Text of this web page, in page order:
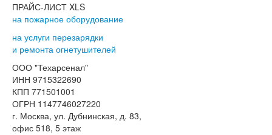
ПРАЙС-ЛИСТ XLS
на пожарное оборудование
на услуги перезарядки
и ремонта огнетушителей
ООО "Техарсенал"
ИНН 9715322690
КПП 771501001
ОГРН 1147746027220
г. Москва, ул. Дубнинская, д. 83,
офис 518, 5 этаж